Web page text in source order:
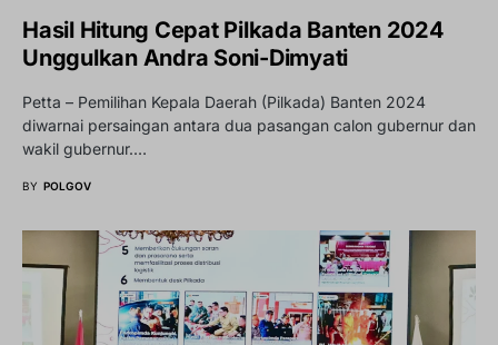
Hasil Hitung Cepat Pilkada Banten 2024
Unggulkan Andra Soni-Dimyati
Petta – Pemilihan Kepala Daerah (Pilkada) Banten 2024
diwarnai persaingan antara dua pasangan calon gubernur dan
wakil gubernur.…
BY POLGOV